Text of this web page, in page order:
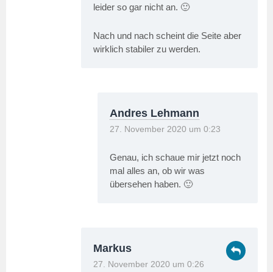
leider so gar nicht an. 🙂
Nach und nach scheint die Seite aber
wirklich stabiler zu werden.
Andres Lehmann
27. November 2020 um 0:23
Genau, ich schaue mir jetzt noch
mal alles an, ob wir was
übersehen haben. 🙂
Markus
27. November 2020 um 0:26